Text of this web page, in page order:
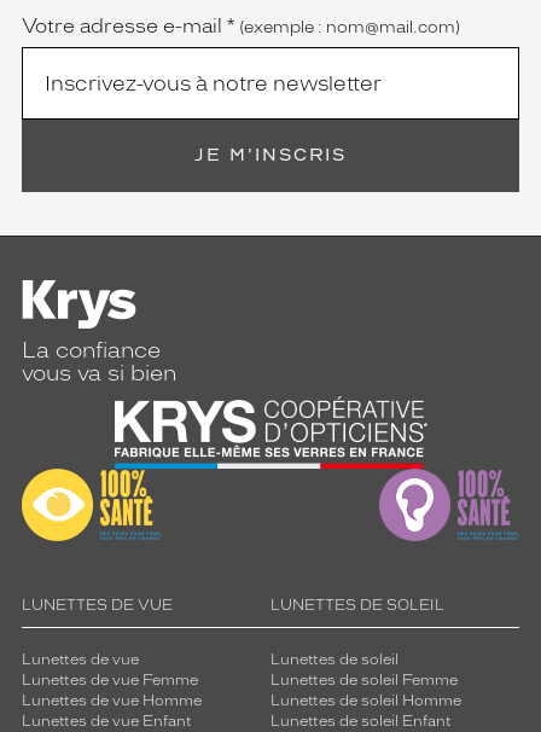
Votre adresse e-mail * (exemple : nom@mail.com)
JE M'INSCRIS
La confiance
vous va si bien
LUNETTES DE VUE
Lunettes de vue
Lunettes de vue Femme
Lunettes de vue Homme
Lunettes de vue Enfant
LUNETTES DE SOLEIL
Lunettes de soleil
Lunettes de soleil Femme
Lunettes de soleil Homme
Lunettes de soleil Enfant